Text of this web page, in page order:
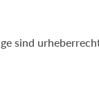
sind